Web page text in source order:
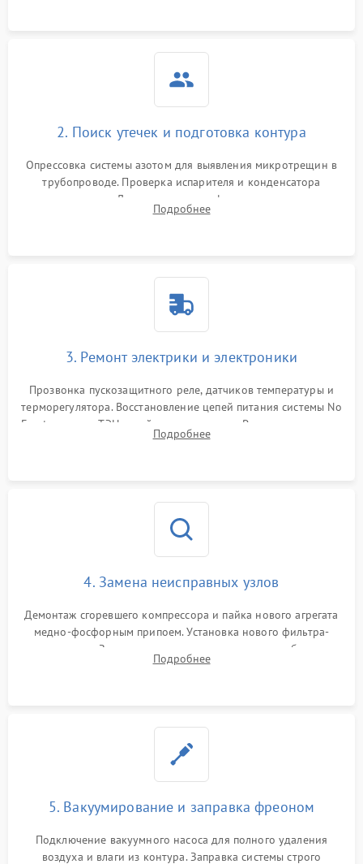
1800 ₽
2. Поиск утечек и подготовка контура
Опрессовка системы азотом для выявления микротрещин в
трубопроводе. Проверка испарителя и конденсатора
течеискателем. Демонтаж старого фильтра-осушителя и
продувка капиллярной трубки для устранения засоров.
Подробнее
3. Ремонт электрики и электроники
Прозвонка пускозащитного реле, датчиков температуры и
терморегулятора. Восстановление цепей питания системы No
Frost, включая ТЭН оттайки и вентилятор. Ремонт или замена
платы управления при сбоях алгоритмов.
Подробнее
4. Замена неисправных узлов
Демонтаж сгоревшего компрессора и пайка нового агрегата
медно-фосфорным припоем. Установка нового фильтра-
осушителя. Замена изношенных вентиляторов обдува,
сломанных заслонок или поврежденных дверных петель.
Подробнее
5. Вакуумирование и заправка фреоном
Подключение вакуумного насоса для полного удаления
воздуха и влаги из контура. Заправка системы строго